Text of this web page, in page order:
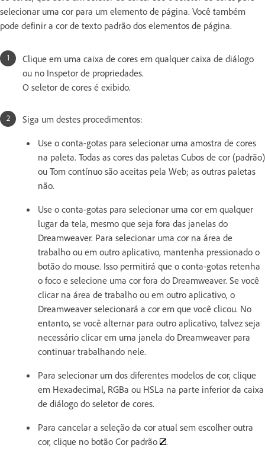
selecionar uma cor para um elemento de página. Você também
pode definir a cor de texto padrão dos elementos de página.
Clique em uma caixa de cores em qualquer caixa de diálogo
ou no Inspetor de propriedades.
O seletor de cores é exibido.
Siga um destes procedimentos:
Use o conta-gotas para selecionar uma amostra de cores
na paleta. Todas as cores das paletas Cubos de cor (padrão)
ou Tom contínuo são aceitas pela Web; as outras paletas
não.
Use o conta-gotas para selecionar uma cor em qualquer
lugar da tela, mesmo que seja fora das janelas do
Dreamweaver. Para selecionar uma cor na área de
trabalho ou em outro aplicativo, mantenha pressionado o
botão do mouse. Isso permitirá que o conta-gotas retenha
o foco e selecione uma cor fora do Dreamweaver. Se você
clicar na área de trabalho ou em outro aplicativo, o
Dreamweaver selecionará a cor em que você clicou. No
entanto, se você alternar para outro aplicativo, talvez seja
necessário clicar em uma janela do Dreamweaver para
continuar trabalhando nele.
Para selecionar um dos diferentes modelos de cor, clique
em Hexadecimal, RGBa ou HSLa na parte inferior da caixa
de diálogo do seletor de cores.
Para cancelar a seleção da cor atual sem escolher outra
cor, clique no botão Cor padrão
.